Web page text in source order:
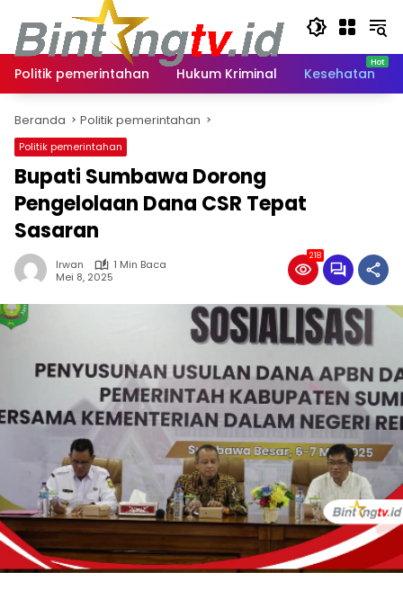
konten
Politik pemerintahan
Hukum Kriminal Kesehatan
Beranda Politik pemerintahan
Politik pemerintahan
Bupati Sumbawa Dorong
Pengelolaan Dana CSR Tepat
Sasaran
Irwan
1 Min Baca
Mei 8, 2025
218